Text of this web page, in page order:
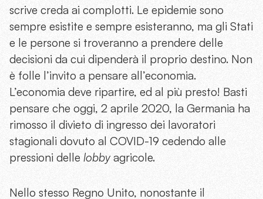
scrive creda ai complotti. Le epidemie sono
sempre esistite e sempre esisteranno, ma gli Stati
e le persone si troveranno a prendere delle
decisioni da cui dipenderà il proprio destino. Non
è folle l’invito a pensare all’economia.
L’economia deve ripartire, ed al più presto! Basti
pensare che oggi, 2 aprile 2020, la Germania ha
rimosso il divieto di ingresso dei lavoratori
stagionali dovuto al COVID-19 cedendo alle
pressioni delle lobbyagricole.
Nello stesso Regno Unito, nonostante il